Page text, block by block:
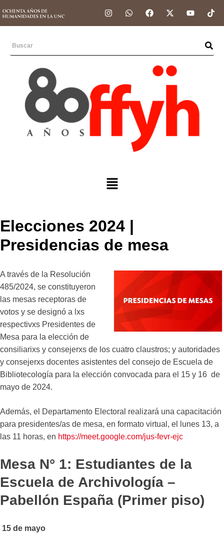
Elecciones 2024 |
Presidencias de mesa
A través de la Resolución
485/2024, se constituyeron
las mesas receptoras de
votos y se designó a lxs
respectivxs Presidentes de
Mesa para la elección de
consiliarixs y consejerxs de los cuatro claustros; y autoridades
y consejerxs docentes asistentes del consejo de Escuela de
Bibliotecología para la elección convocada para el 15 y 16 de
mayo de 2024.
Además, el Departamento Electoral realizará una capacitación
para presidentes/as de mesa, en formato virtual, el lunes 13, a
las 11 horas, en https://meet.google.com/jus-fevr-ejc
Mesa N° 1: Estudiantes de la
Escuela de Archivología –
Pabellón España (Primer piso)
15 de mayo